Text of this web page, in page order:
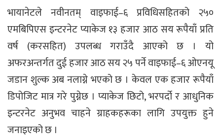
भायानेटले नवीनतम् वाइफाई–६ प्रविधिसहितको २५०
एमबिपिएस इन्टरनेट प्याकेज १३ हजार आठ सय रूपैयाँ प्रति
वर्ष (करसहित) उपलब्ध गराउँदै आएको छ । यो
अफरअन्तर्गत दुई हजार आठ सय २५ पर्ने वाइफाई–६ ओएनयू
जडान शुल्क अब नलाग्ने भएको छ । केवल एक हजार रूपैयाँ
डिपोजिट मात्र गरे पुग्नेछ । प्याकेज छिटो, भरपर्दो र आधुनिक
इन्टरनेट अनुभव चाहने ग्राहकहरूका लागि उपयुक्त हुने
जनाइएको छ ।